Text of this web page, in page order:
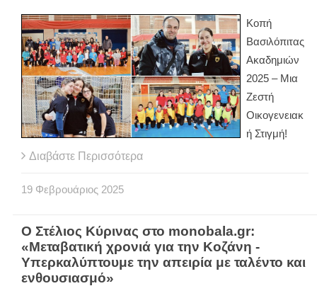
Κοπή
Βασιλόπιτας
Ακαδημιών
2025 – Μια
Ζεστή
Οικογενειακ
ή Στιγμή!
Διαβάστε Περισσότερα
19 Φεβρουάριος 2025
Ο Στέλιος Κύρινας στο monobala.gr:
«Μεταβατική χρονιά για την Κοζάνη -
Υπερκαλύπτουμε την απειρία με ταλέντο και
ενθουσιασμό»